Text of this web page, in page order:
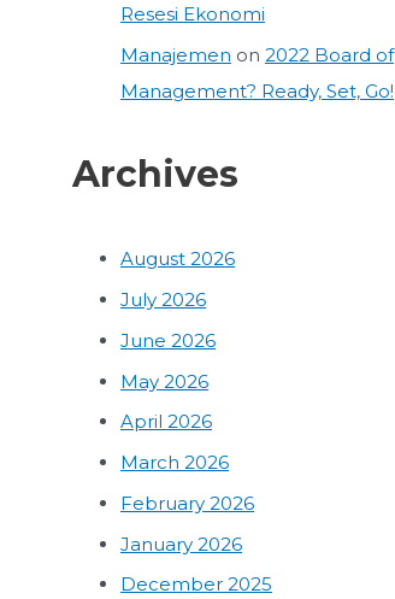
Resesi Ekonomi
Manajemen on 2022 Board of
Management? Ready, Set, Go!
Archives
August 2026
July 2026
June 2026
May 2026
April 2026
March 2026
February 2026
January 2026
December 2025